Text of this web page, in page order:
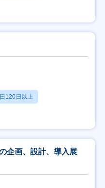
120日以上
企画、設計、導入展